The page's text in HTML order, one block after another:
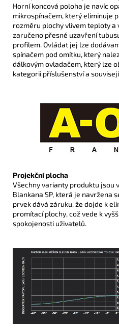
Horní koncová poloha je navíc
mikrospínačem, kterýeliminuje
rozměru plochy vlivem teploty a
zaručeno přesné uzavření
profilem.Ovládat jej lze
spínačem pod omítku, který
dálkovým ovladačem, který lze
kategorii příslušenství a
Projekční plocha
Všechny varianty produktu jsou
Blankana SP, která je navržena
prvek dává záruku, že dojde k
promítací plochy, což vede k
spokojenosti uživatelů.